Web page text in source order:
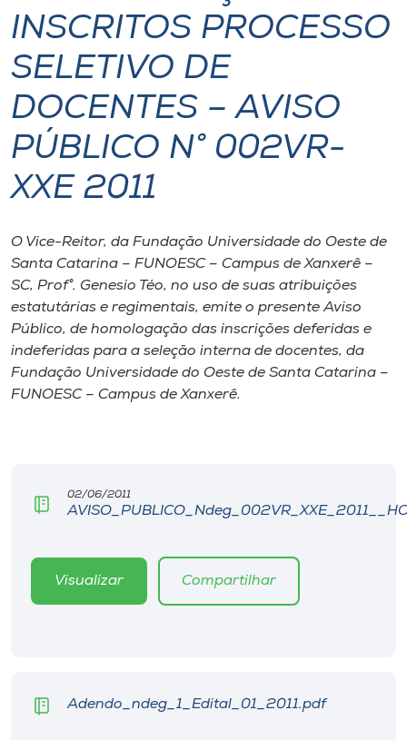
I.nova
Diplomados
Cultura
CPA
Biblioteca
Editora
Rádio
Store
Selecione
INSCRITOS PROCESSO
SELETIVO DE
DOCENTES – AVISO
PÚBLICO N° 002VR-
XXE 2011
O Vice-Reitor, da Fundação Universidade do Oeste de
Santa Catarina – FUNOESC – Campus de Xanxerê –
SC, Prof°. Genesio Téo, no uso de suas atribuições
estatutárias e regimentais, emite o presente Aviso
Público, de homologação das inscrições deferidas e
indeferidas para a seleção interna de docentes, da
Fundação Universidade do Oeste de Santa Catarina –
FUNOESC – Campus de Xanxerê.
02/06/2011
Visualizar Compartilhar
Adendo_ndeg_1_Edital_01_2011.pdf